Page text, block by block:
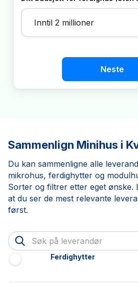
Neste
Sammenlign Minihus i
Du kan sammenligne alle
mikrohus, ferdighytter og
Sorter og filtrer etter eget ønske.
at du ser de mest relevante
først.
Ferdighytter